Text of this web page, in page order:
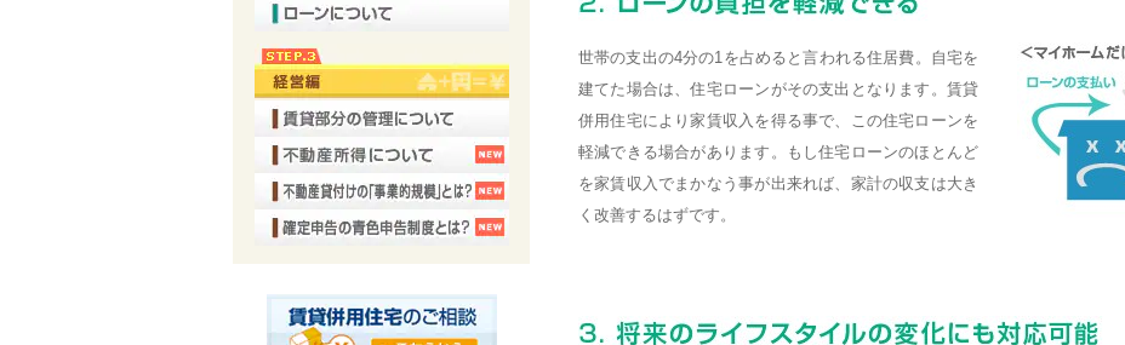
世帯の支出の4分の1を占めると言われる住居費。自宅を
建てた場合は、住宅ローンがその支出となります。賃貸
併用住宅により家賃収入を得る事で、この住宅ローンを
軽減できる場合があります。もし住宅ローンのほとんど
を家賃収入でまかなう事が出来れば、家計の収支は大き
く改善するはずです。